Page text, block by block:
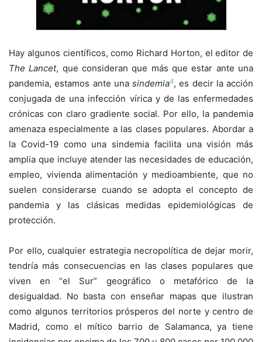
Hay algunos científicos, como Richard Horton, el editor de
The Lancet, que consideran que más que estar ante una
pandemia, estamos ante una sindemia4, es decir la acción
conjugada de una infección vírica y de las enfermedades
crónicas con claro gradiente social. Por ello, la pandemia
amenaza especialmente a las clases populares. Abordar a
la Covid-19 como una sindemia facilita una visión más
amplia que incluye atender las necesidades de educación,
empleo, vivienda alimentación y medioambiente, que no
suelen considerarse cuando se adopta el concepto de
pandemia y las clásicas medidas epidemiológicas de
protección.
Por ello, cualquier estrategia necropolítica de dejar morir,
tendría más consecuencias en las clases populares que
viven en “el Sur” geográfico o metafórico de la
desigualdad. No basta con enseñar mapas que ilustran
como algunos territorios prósperos del norte y centro de
Madrid, como el mítico barrio de Salamanca, ya tiene